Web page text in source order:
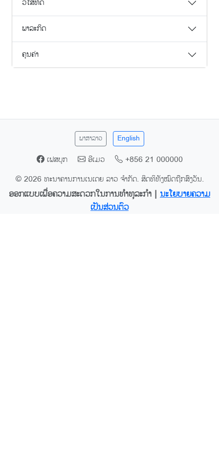
ວິໄສທັດ
ພາລະກິດ
ຄຸນຄ່າ
ພາສາລາວ English
ເຟສບຸກ ອີເມວ
+856 21 000000
© 2026 ທະນາຄານການເນເດຍ ລາວ ຈຳກັດ. ສິດທິທັງໝົດຖືກສົງວັນ.
ອອກແບບເພື່ອຄວາມສະດວກໃນການທຳທຸລະກຳ | ນະໂຍບາຍຄວາມ
ເປັນສ່ວນຕົວ